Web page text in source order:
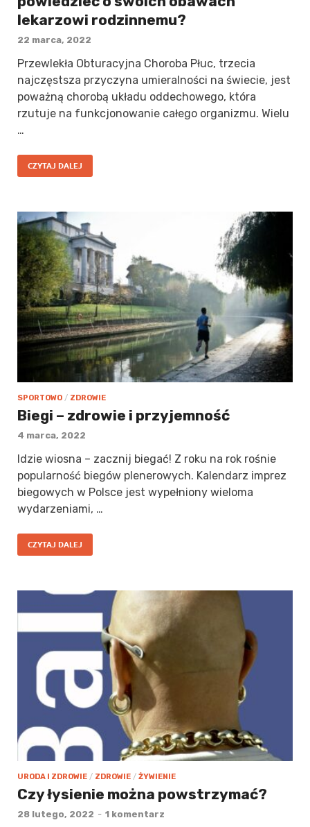
lekarzowi rodzinnemu?
22 marca, 2022
Przewlekła Obturacyjna Choroba Płuc, trzecia
najczęstsza przyczyna umieralności na świecie, jest
poważną chorobą układu oddechowego, która
rzutuje na funkcjonowanie całego organizmu. Wielu
…
CZYTAJ DALEJ
SPORTOWO / ZDROWIE
Biegi – zdrowie i przyjemność
4 marca, 2022
Idzie wiosna – zacznij biegać! Z roku na rok rośnie
popularność biegów plenerowych. Kalendarz imprez
biegowych w Polsce jest wypełniony wieloma
wydarzeniami, …
CZYTAJ DALEJ
URODA I ZDROWIE / ZDROWIE / ŻYWIENIE
Czy łysienie można powstrzymać?
28 lutego, 2022 - 1 komentarz